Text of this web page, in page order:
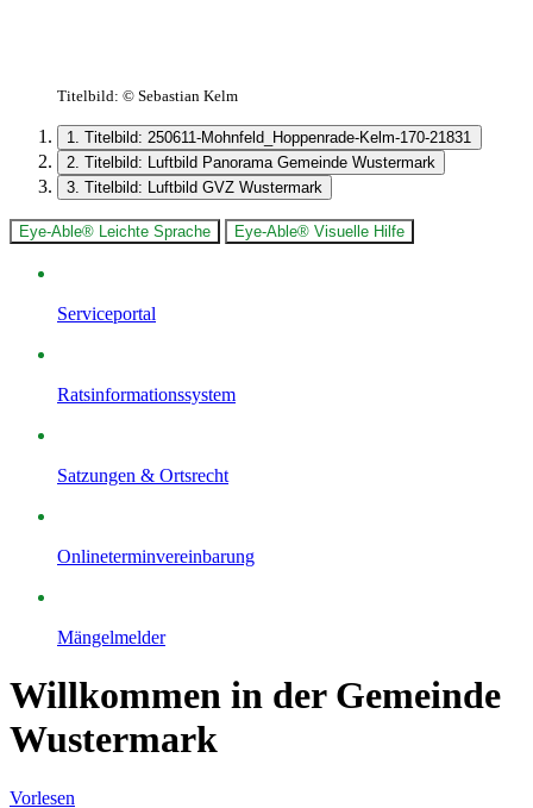
Titelbild: © Sebastian Kelm
1. Titelbild: 250611-Mohnfeld_Hoppenrade-Kelm-170-21831
2. Titelbild: Luftbild Panorama Gemeinde Wustermark
3. Titelbild: Luftbild GVZ Wustermark
Eye-Able® Leichte Sprache Eye-Able® Visuelle Hilfe
Serviceportal
Ratsinformationssystem
Satzungen & Ortsrecht
Onlineterminvereinbarung
Mängelmelder
Willkommen in der Gemeinde
Wustermark
Vorlesen